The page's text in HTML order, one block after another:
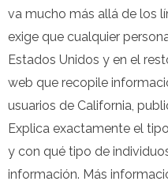
va mucho más allá de los
exige que cualquier
Estados Unidos y en el
web que recopile
usuarios de California,
Explica exactamente el
y con qué tipo de
información. Más